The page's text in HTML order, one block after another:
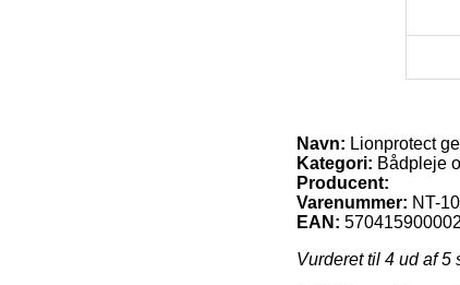
Navn: Lionprotect
Kategori: Bådpleje
Producent:
Varenummer: NT-
EAN:
Vurderet til 4 ud af 5